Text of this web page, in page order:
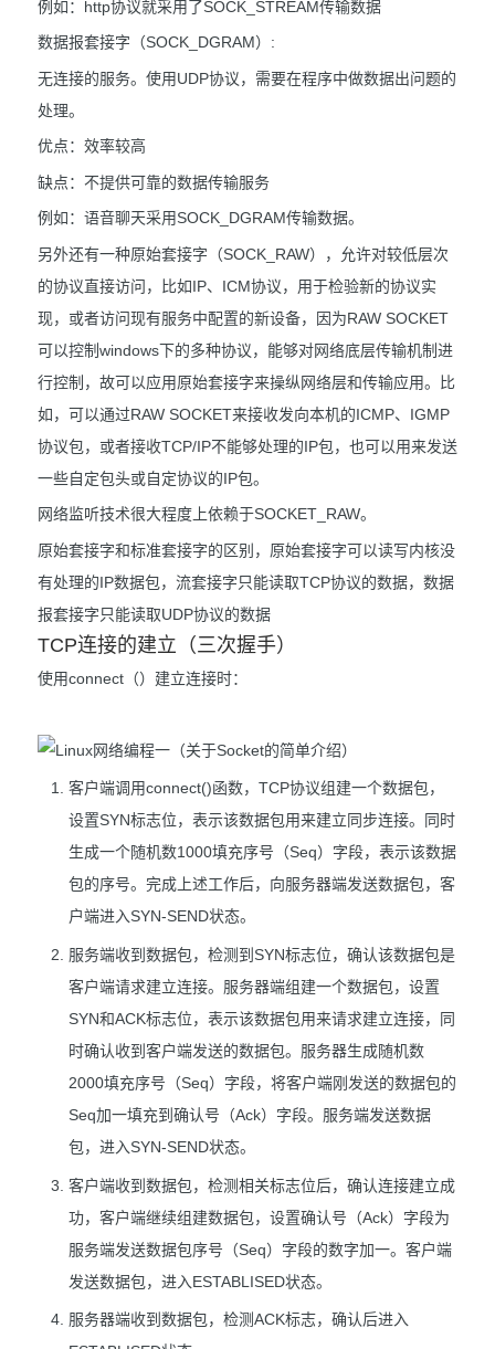
例如：http协议就采用了SOCK_STREAM传输数据
数据报套接字（SOCK_DGRAM）:
无连接的服务。使用UDP协议，需要在程序中做数据出问题的
处理。
优点：效率较高
缺点：不提供可靠的数据传输服务
例如：语音聊天采用SOCK_DGRAM传输数据。
另外还有一种原始套接字（SOCK_RAW），允许对较低层次
的协议直接访问，比如IP、ICM协议，用于检验新的协议实
现，或者访问现有服务中配置的新设备，因为RAW SOCKET
可以控制windows下的多种协议，能够对网络底层传输机制进
行控制，故可以应用原始套接字来操纵网络层和传输应用。比
如，可以通过RAW SOCKET来接收发向本机的ICMP、IGMP
协议包，或者接收TCP/IP不能够处理的IP包，也可以用来发送
一些自定包头或自定协议的IP包。
网络监听技术很大程度上依赖于SOCKET_RAW。
原始套接字和标准套接字的区别，原始套接字可以读写内核没
有处理的IP数据包，流套接字只能读取TCP协议的数据，数据
报套接字只能读取UDP协议的数据
TCP连接的建立（三次握手）
使用connect（）建立连接时：
客户端调用connect()函数，TCP协议组建一个数据包，
设置SYN标志位，表示该数据包用来建立同步连接。同时
生成一个随机数1000填充序号（Seq）字段，表示该数据
包的序号。完成上述工作后，向服务器端发送数据包，客
户端进入SYN-SEND状态。
服务端收到数据包，检测到SYN标志位，确认该数据包是
客户端请求建立连接。服务器端组建一个数据包，设置
SYN和ACK标志位，表示该数据包用来请求建立连接，同
时确认收到客户端发送的数据包。服务器生成随机数
2000填充序号（Seq）字段，将客户端刚发送的数据包的
Seq加一填充到确认号（Ack）字段。服务端发送数据
包，进入SYN-SEND状态。
客户端收到数据包，检测相关标志位后，确认连接建立成
功，客户端继续组建数据包，设置确认号（Ack）字段为
服务端发送数据包序号（Seq）字段的数字加一。客户端
发送数据包，进入ESTABLISED状态。
服务器端收到数据包，检测ACK标志，确认后进入